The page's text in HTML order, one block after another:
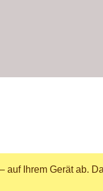
Ihrem Gerät ab.